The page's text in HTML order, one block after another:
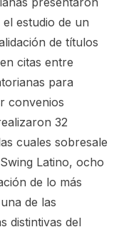
estudio de un
de títulos
citas entre
para
convenios
32
cuales sobresale
Latino, ocho
de lo más
de las
distintivas del